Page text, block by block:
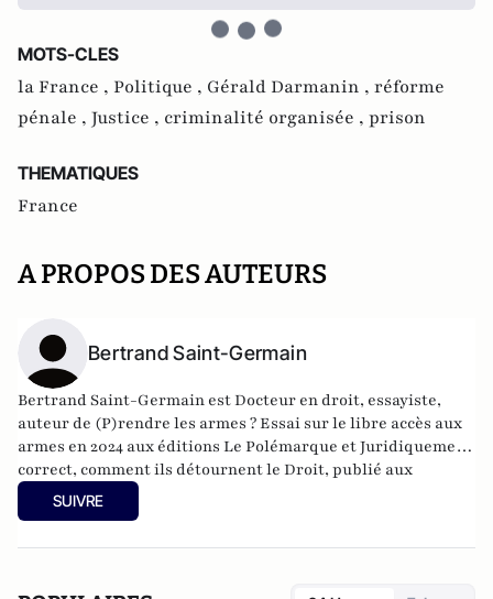
MOTS-CLES
la France , Politique , Gérald Darmanin , réforme
pénale , Justice , criminalité organisée , prison
THEMATIQUES
France
A PROPOS DES AUTEURS
Bertrand Saint-Germain
Bertrand Saint-Germain est Docteur en droit, essayiste,
auteur de (P)rendre les armes ? Essai sur le libre accès aux
armes en 2024 aux éditions Le Polémarque etJuridiquement
correct, comment ils détournent le Droit, publié aux
éditions La Nouvelle Librairie (2023) ainsi que
République des juges contre la Nation: Et comment en
SUIVRE